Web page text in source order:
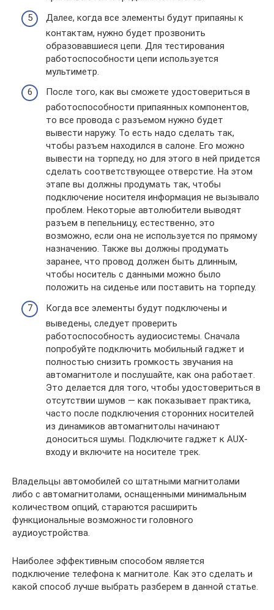
Далее, когда все элементы будут припаяны к
контактам, нужно будет прозвонить
образовавшиеся цепи. Для тестирования
работоспособности цепи используется
мультиметр.
После того, как вы сможете удостовериться в
работоспособности припаянных компонентов,
то все провода с разъемом нужно будет
вывести наружу. То есть надо сделать так,
чтобы разъем находился в салоне. Его можно
вывести на торпеду, но для этого в ней придется
сделать соответствующее отверстие. На этом
этапе вы должны продумать так, чтобы
подключение носителя информация не вызывало
проблем. Некоторые автолюбители выводят
разъем в пепельницу, естественно, это
возможно, если она не используется по прямому
назначению. Также вы должны продумать
заранее, что провод должен быть длинным,
чтобы носитель с данными можно было
положить на сиденье или поставить на торпеду.
Когда все элементы будут подключены и
выведены, следует проверить
работоспособность аудиосистемы. Сначала
попробуйте подключить мобильный гаджет и
полностью снизить громкость звучания на
автомагнитоле и послушайте, как она работает.
Это делается для того, чтобы удостовериться в
отсутствии шумов — как показывает практика,
часто после подключения сторонних носителей
из динамиков автомагнитолы начинают
доноситься шумы. Подключите гаджет к AUX-
входу и включите на носителе трек.
Владельцы автомобилей со штатными магнитолами
либо с автомагнитолами, оснащенными минимальным
количеством опций, стараются расширить
функциональные возможности головного
аудиоустройства.
Наиболее эффективным способом является
подключение телефона к магнитоле. Как это сделать и
какой способ лучше выбрать разберем в данной статье.